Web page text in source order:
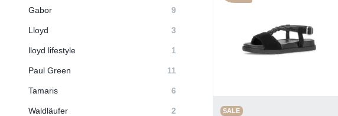
Gabor 9
Lloyd 3
lloyd lifestyle 1
Paul Green 11
Tamaris 6
Waldläufer 2 SALE